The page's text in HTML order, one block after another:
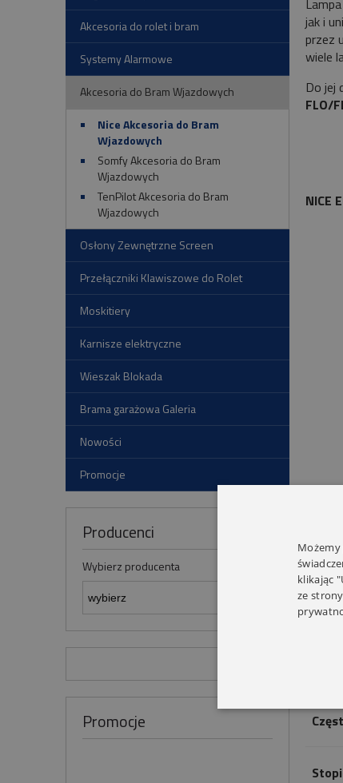
Akcesoria do rolet i bram
Systemy Alarmowe
Akcesoria do Bram Wjazdowych
Nice Akcesoria do Bram
Wjazdowych
Somfy Akcesoria do Bram
Wjazdowych
TenPilot Akcesoria do Bram
Wjazdowych
Osłony Zewnętrzne Screen
Przełączniki Klawiszowe do Rolet
Moskitiery
Karnisze elektryczne
Wieszak Blokada
Brama garażowa Galeria
Nowości
Promocje
Producenci
Wybierz producenta
Promocje
jak i
przez
wiele
Do jej
FLO/
NICE
klikając
ze